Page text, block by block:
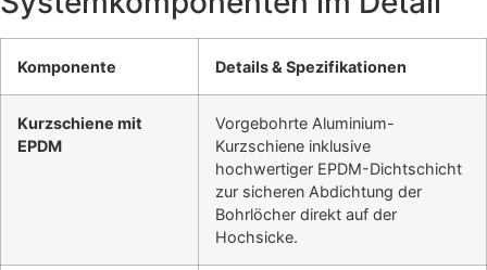
Komponente Details & Spezifikationen
Kurzschiene mit
EPDM
Vorgebohrte Aluminium-
Kurzschiene inklusive
hochwertiger EPDM-Dichtschicht
zur sicheren Abdichtung der
Bohrlöcher direkt auf der
Hochsicke.